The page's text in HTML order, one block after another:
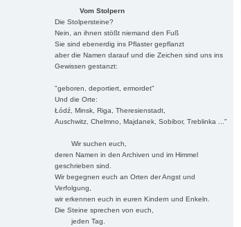
Vom Stolpern
Die Stolpersteine?
Nein, an ihnen stößt niemand den Fuß
Sie sind ebenerdig ins Pflaster gepflanzt
aber die Namen darauf und die Zeichen sind uns ins
Gewissen gestanzt:
"geboren, deportiert, ermordet"
Und die Orte:
Łódź, Minsk, Riga, Theresienstadt,
Auschwitz, Chelmno, Majdanek, Sobibor, Treblinka ..."
Wir suchen euch,
deren Namen in den Archiven und im Himmel
geschrieben sind.
Wir begegnen euch an Orten der Angst und
Verfolgung,
wir erkennen euch in euren Kindern und Enkeln.
Die Steine sprechen von euch,
jeden Tag.